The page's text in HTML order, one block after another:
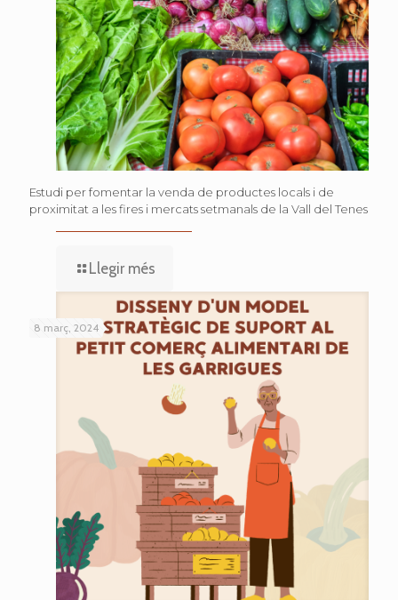
Estudi per fomentar la venda de productes locals i de
proximitat a les fires i mercats setmanals de la Vall del Tenes
Llegir més
8 març, 2024